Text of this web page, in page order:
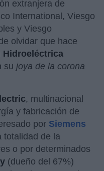
extranjera de
International, Viesgo
y Viesgo
olvidar que hace
Hidroeléctrica
su joya de la corona
, multinacional
y fabricación de
por Siemens
totalidad de la
o por determinados
(dueño del 67%)